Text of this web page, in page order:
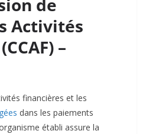
de
Activités
–
financières et les
dans les paiements
établi assure la